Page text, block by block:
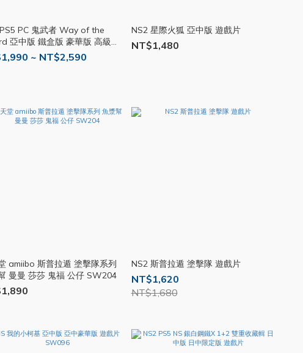
PC 鬼武者 Way of the
亞中版 鐵盒版 豪華版 高級豪
戲片 中文版~ NT$2,590
NS2 星際火狐 亞中版 遊戲片
NT$1,480
amiibo 斯普拉遁 塗擊隊系列
曼曼 莎莎 鬼福 公仔 SW204
NS2 斯普拉遁 塗擊隊 遊戲片
NT$1,620
NT$1,680